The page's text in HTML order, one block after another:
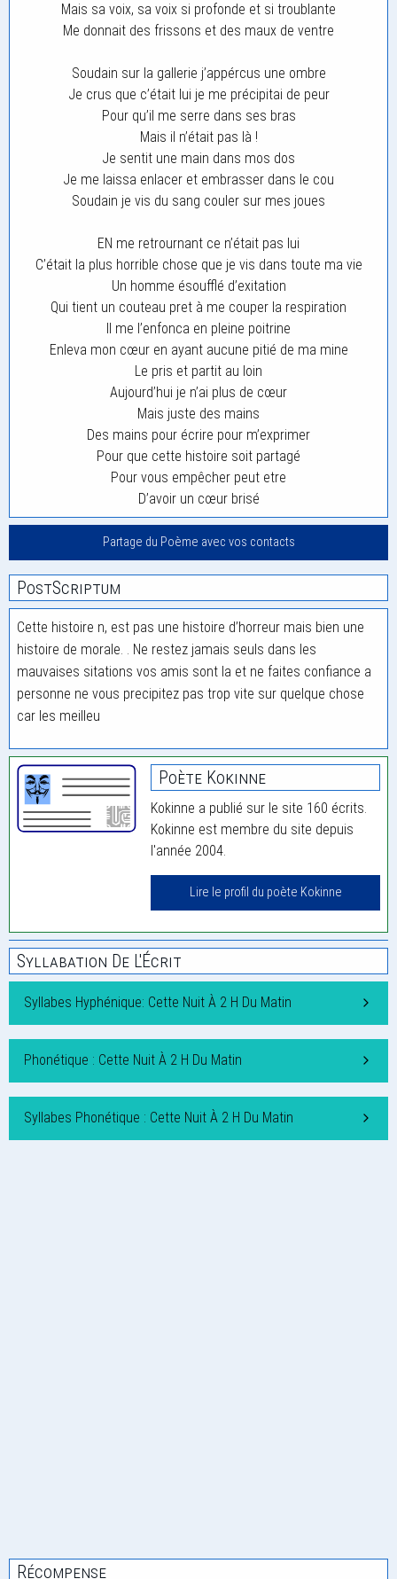
Mais sa voix, sa voix si profonde et si troublante
Me donnait des frissons et des maux de ventre
Soudain sur la gallerie j’appércus une ombre
Je crus que c’était lui je me précipitai de peur
Pour qu’il me serre dans ses bras
Mais il n’était pas là !
Je sentit une main dans mos dos
Je me laissa enlacer et embrasser dans le cou
Soudain je vis du sang couler sur mes joues
EN me retrournant ce n’était pas lui
C’était la plus horrible chose que je vis dans toute ma vie
Un homme ésoufflé d’exitation
Qui tient un couteau pret à me couper la respiration
Il me l’enfonca en pleine poitrine
Enleva mon cœur en ayant aucune pitié de ma mine
Le pris et partit au loin
Aujourd’hui je n’ai plus de cœur
Mais juste des mains
Des mains pour écrire pour m’exprimer
Pour que cette histoire soit partagé
Pour vous empêcher peut etre
D’avoir un cœur brisé
Partage du Poème avec vos contacts
PostScriptum
Cette histoire n, est pas une histoire d’horreur mais bien une
histoire de morale. . Ne restez jamais seuls dans les
mauvaises sitations vos amis sont la et ne faites confiance a
personne ne vous precipitez pas trop vite sur quelque chose
car les meilleu
Poète Kokinne
Kokinne a publié sur le site 160 écrits.
Kokinne est membre du site depuis
l'année 2004.
Lire le profil du poète Kokinne
Syllabation De L'Écrit
Syllabes Hyphénique: Cette Nuit À 2 H Du Matin
Phonétique : Cette Nuit À 2 H Du Matin
Syllabes Phonétique : Cette Nuit À 2 H Du Matin
Récompense